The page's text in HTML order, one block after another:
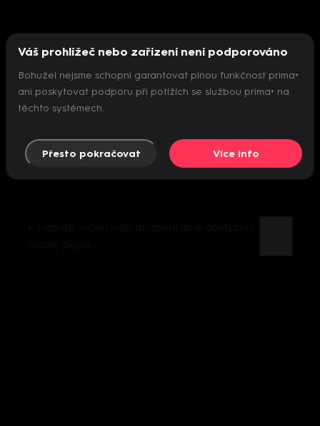
Nepodařilo se inicializovat přehrávač
Váš prohlížeč nebo zařízení není podporováno
Bohužel nejsme schopni garantovat plnou funkčnost prima+
ani poskytovat podporu při potížích se službou prima+ na
těchto systémech.
Přesto pokračovat Více info